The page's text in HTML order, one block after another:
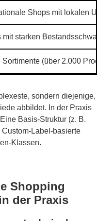
Shops mit lokalen
mit starken
Sortimente (über 2.000
sondern diejenige,
abbildet. In der Praxis
Basis-Struktur (z. B.
Label-basierte
Klassen.
Shopping
der Praxis